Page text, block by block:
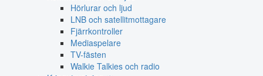
Hörlurar och ljud
LNB och satellitmottagare
Fjärrkontroller
Mediaspelare
TV-fästen
Walkie Talkies och radio